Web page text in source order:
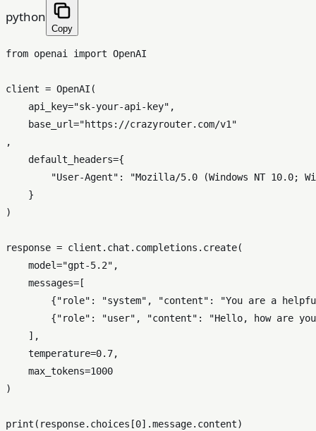
python
Copy
from openai import OpenAI
client = OpenAI(
    api_key=
"sk-your-api-key" ,
    base_url=
"https://crazyrouter.com/v1"
,
    default_headers={
"User-Agent" :
"Mozilla/5.0 (Windows NT 10.0;
    }
)
response = client.chat.completions.create(
    model=
"gpt-5.2" ,
    messages=[
        {
"role" : "system" , "content" :
"You are a
        {
"role" : "user" , "content" :
"Hello, how are
    ],
    temperature=
0.7,
    max_tokens=
1000
)
print (response.choices[0